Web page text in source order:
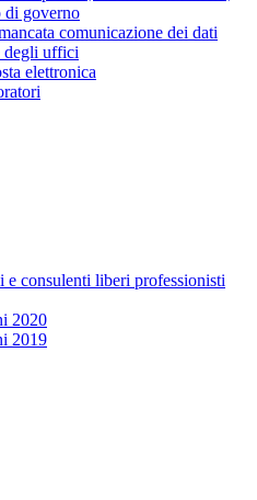
di governo
comunicazione dei dati
degli uffici
elettronica
e consulenti liberi professionisti
2020
2019